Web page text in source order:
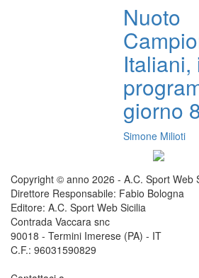
Nuoto
Italiani,
giorno
Simone Milioti
Copyright © anno 2026 - A.C. Sport Web
Direttore Responsabile: Fabio Bologna
Editore: A.C. Sport Web Sicilia
Contrada Vaccara snc
90018 - Termini Imerese (PA) - IT
C.F.: 96031590829